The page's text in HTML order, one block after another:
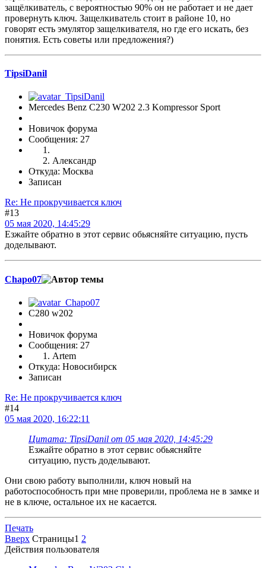
защёлкиватель, с вероятностью 90% он не работает и не дает
провернуть ключ. Защелкиватель стоит в районе 10, но
говорят есть эмулятор защелкивателя, но где его искать, без
понятия. Есть советы или предложения?)
TipsiDanil
Mercedes Benz C230 W202 2.3 Kompressor Sport
Новичок форума
Сообщения: 27
Александр
Откуда: Москва
Записан
Re: Не прокручивается ключ
#13
05 мая 2020, 14:45:29
Езжайте обратно в этот сервис обьясняйте ситуацию, пусть
доделывают.
Chapo07
C280 w202
Новичок форума
Сообщения: 27
Artem
Откуда: Новосибирск
Записан
Re: Не прокручивается ключ
#14
05 мая 2020, 16:22:11
Цитата: TipsiDanil от 05 мая 2020, 14:45:29
Езжайте обратно в этот сервис обьясняйте
ситуацию, пусть доделывают.
Они свою работу выполнили, ключ новый на
работоспособность при мне проверили, проблема не в замке и
не в ключе, остальное их не касается.
Печать
Вверх Страницы1 2
Действия пользователя